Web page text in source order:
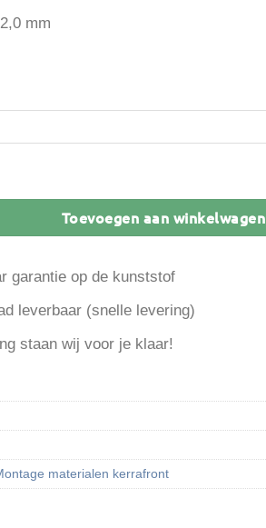
mm
30 x 50 x 2,0 mm aantal
Toevoegen aan winkelwagen
garantie op de kunststof
leverbaar (snelle levering)
staan wij voor je klaar!
materialen kerrafront